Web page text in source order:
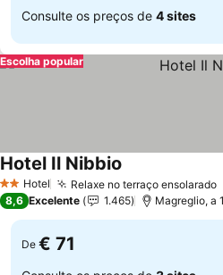
Consulte os preços de 4 sites
Escolha popular
2 Estrelas
Hotel Relaxe no terraço ensolarado
Hotel Il Nibbio
8,6 Excelente 1.465 Magreglio, a
De € 71